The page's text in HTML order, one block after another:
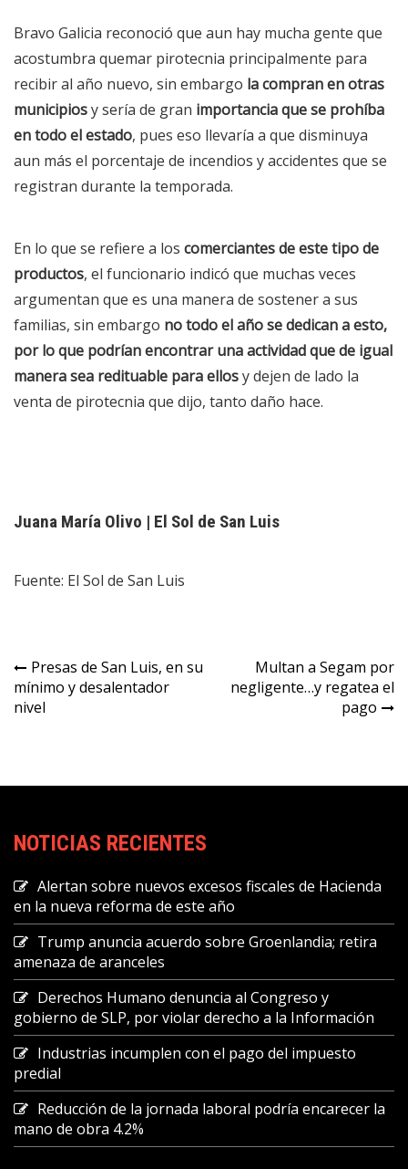
Bravo Galicia reconoció que aun hay mucha gente que
acostumbra quemar pirotecnia principalmente para
recibir al año nuevo, sin embargo la compran en otras
municipiosy sería de gran importancia que se prohíba
en todo el estado, pues eso llevaría a que disminuya
aun más el porcentaje de incendios y accidentes que se
registran durante la temporada.
En lo que se refiere a los comerciantes de este tipo de
productos, el funcionario indicó que muchas veces
argumentan que es una manera de sostener a sus
familias, sin embargo no todo el año se dedican a esto,
por lo que podrían encontrar una actividad que de igual
manera sea redituable para ellosy dejen de lado la
venta de pirotecnia que dijo, tanto daño hace.
Juana María Olivo | El Sol de San Luis
Fuente: El Sol de San Luis
Navegación
de
Presas de San Luis, en su
mínimo y desalentador
nivel
Multan a Segam por
negligente…y regatea el
pago
NOTICIAS RECIENTES
Alertan sobre nuevos excesos fiscales de Hacienda
en la nueva reforma de este año
Trump anuncia acuerdo sobre Groenlandia; retira
amenaza de aranceles
Derechos Humano denuncia al Congreso y
gobierno de SLP, por violar derecho a la Información
Industrias incumplen con el pago del impuesto
predial
Reducción de la jornada laboral podría encarecer la
mano de obra 4.2%